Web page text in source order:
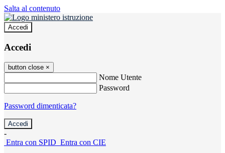
Salta al contenuto
Accedi
Accedi
button close ×
Nome Utente
Password
Password dimenticata?
-
Entra con SPID Entra con CIE